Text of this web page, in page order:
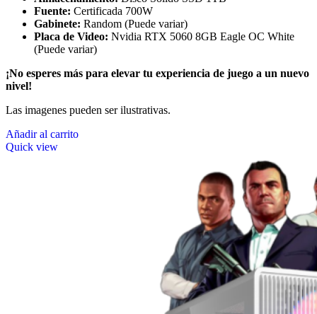
Fuente: Certificada 700W
Gabinete: Random (Puede variar)
Placa de Video: Nvidia RTX 5060 8GB Eagle OC White
(Puede variar)
¡No esperes más para elevar tu experiencia de juego a un nuevo
nivel!
Las imagenes pueden ser ilustrativas.
Añadir al carrito
Quick view